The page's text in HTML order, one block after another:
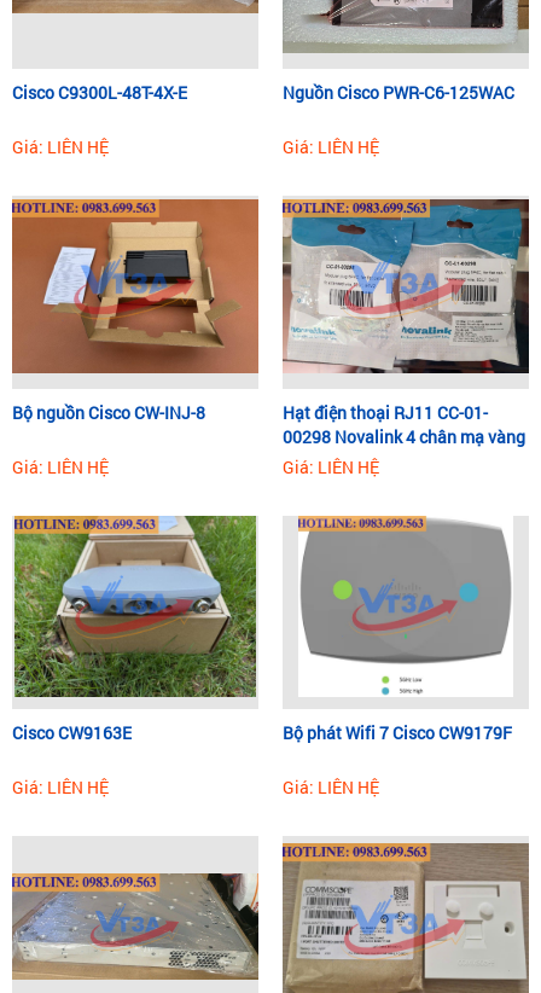
Cisco C9300L-48T-4X-E
Giá: LIÊN HỆ
Nguồn Cisco PWR-C6-125WAC
Giá: LIÊN HỆ
Bộ nguồn Cisco CW-INJ-8
Giá: LIÊN HỆ
Hạt điện thoại RJ11 CC-01-
00298 Novalink 4 chân mạ vàng
Giá: LIÊN HỆ
Cisco CW9163E
Giá: LIÊN HỆ
Bộ phát Wifi 7 Cisco CW9179F
Giá: LIÊN HỆ